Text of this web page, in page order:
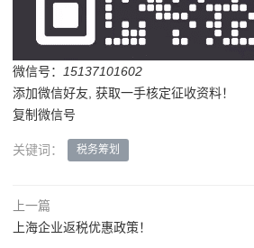
微信号：
15137101602
添加微信好友, 获取一手核定征收资料！
复制微信号
关键词： 税务筹划
上一篇
上海企业返税优惠政策！